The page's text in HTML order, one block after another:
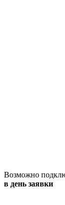
Возможно
в день заявки